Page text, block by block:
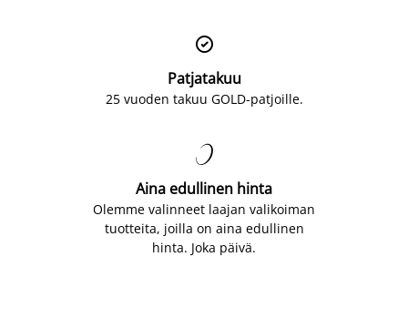

Patjatakuu
25 vuoden takuu GOLD-patjoille.

Aina edullinen hinta
Olemme valinneet laajan valikoiman
tuotteita, joilla on aina edullinen
hinta. Joka päivä.